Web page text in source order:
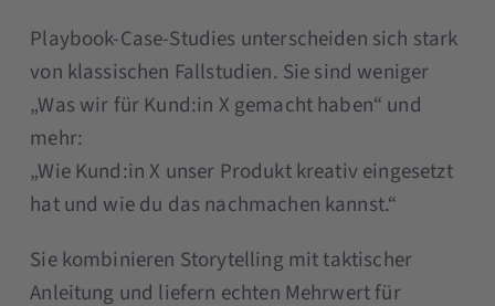
Playbook-Case-Studies unterscheiden sich stark
von klassischen Fallstudien. Sie sind weniger
„Was wir für Kund:in X gemacht haben“ und
mehr:
„Wie Kund:in X unser Produkt kreativ eingesetzt
hat und wie du das nachmachen kannst.“
Sie kombinieren Storytelling mit taktischer
Anleitung und liefern echten Mehrwert für